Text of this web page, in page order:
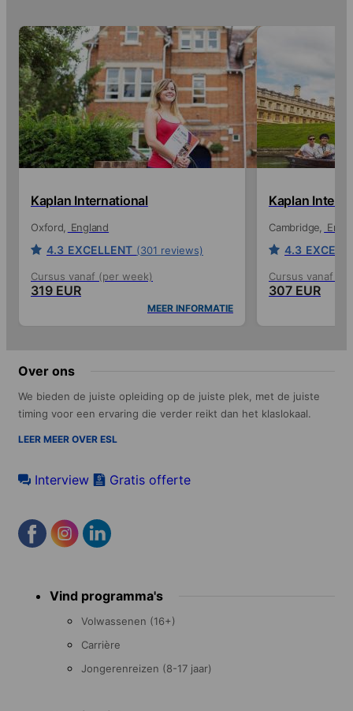
Kaplan International
Oxford England
4.3 EXCELLENT (301 reviews)
Cursus vanaf (per week)
319 EUR
MEER INFORMATIE
Kaplan
Cambridge
4.3
Cursus vanaf
307 EUR
Over ons
We bieden de juiste opleiding op de juiste plek, met de juiste
timing voor een ervaring die verder reikt dan het klaslokaal.
LEER MEER OVER ESL
Interview Gratis offerte
menuVind programma's
Volwassenen (16+)
Carrière
Jongerenreizen (8-17 jaar)